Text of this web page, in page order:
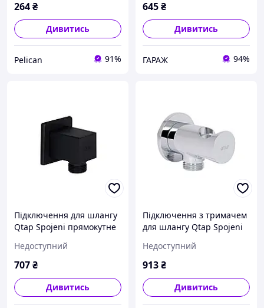
264₴
Дивитись
Pelican 91%
645₴
Дивитись
ГАРАЖ 94%
Підключення для шлангу
Qtap Spojeni прямокутне
Matt garage
Недоступний
707₴
Дивитись
Підключення з тримачем
для шлангу Qtap Spojeni
Chrome garage
Недоступний
913₴
Дивитись